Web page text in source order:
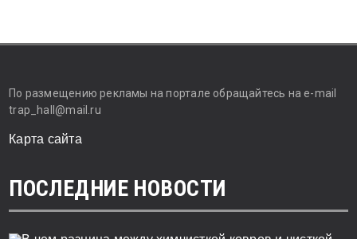
По размещению рекламы на портале обращайтесь на e-mail
trap_hall@mail.ru
Карта сайта
ПОСЛЕДНИЕ НОВОСТИ